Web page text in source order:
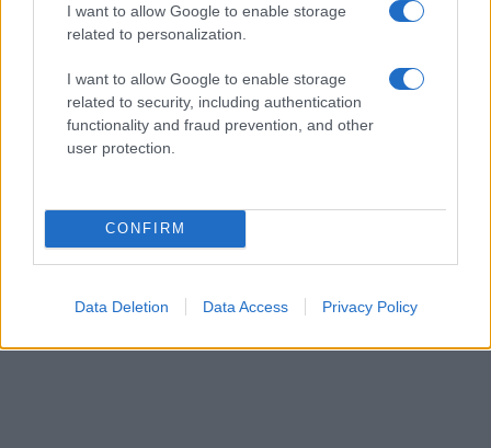
I want to allow Google to enable storage
related to personalization.
I want to allow Google to enable storage
related to security, including authentication
functionality and fraud prevention, and other
user protection.
CONFIRM
Data Deletion Data Access Privacy Policy
Από τα πλαστά διαβατήρια στα δίκτυα διακίνησης: Ο
ρόλος της Τουρκίας στις σύγχρονες μεταναστευτικές
ΕΛΛΑΔΑ
06/08/26 - 22:34
Marfin: Έφθασε στην Ελλάδα η 46χρονη κατηγορούμενη -
Ενώπιον της Εισαγγελίας την Παρασκευή
DHC-515: Άρχισε στον Καναδά η κατασκευή του πρώτου
ελληνικού σύγχρονου δασοπυροσβεστικού αεροσκάφους
ΑΜΥΝΑ
06/08/26 - 22:17
οπλισμένα F-16, εμπλοκή, UAV και ATR-72!